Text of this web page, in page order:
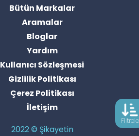
Filtrele
Bütün Markalar
Aramalar
Bloglar
Yardım
Kullanıcı Sözleşmesi
Gizlilik Politikası
Çerez Politikası
İletişim
2022 © Şikayetin